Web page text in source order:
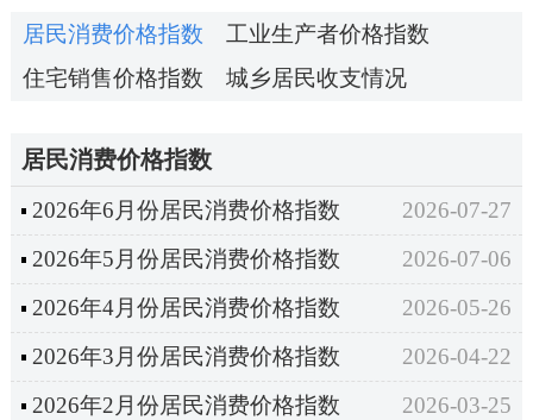
居民消费价格指数
工业生产者价格指数
住宅销售价格指数
城乡居民收支情况
居民消费价格指数
2026年6月份居民消费价格指数
2026-07-27
2026年5月份居民消费价格指数
2026-07-06
2026年4月份居民消费价格指数
2026-05-26
2026年3月份居民消费价格指数
2026-04-22
2026年2月份居民消费价格指数
2026-03-25